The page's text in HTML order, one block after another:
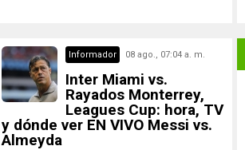
Informador 08 ago., 07:04 a. m.
Inter Miami vs.
Rayados Monterrey,
Leagues Cup: hora, TV
y dónde ver EN VIVO Messi vs.
Almeyda